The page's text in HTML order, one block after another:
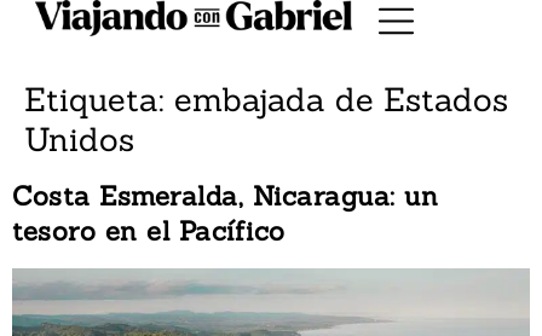
Etiqueta: embajada de Estados
Unidos
Costa Esmeralda, Nicaragua: un
tesoro en el Pacífico